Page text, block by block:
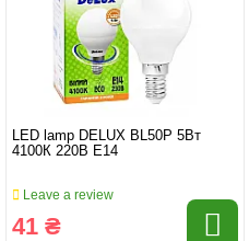
LED lamp DELUX BL50Р 5Вт
4100К 220В Е14
Leave a review
41 ₴